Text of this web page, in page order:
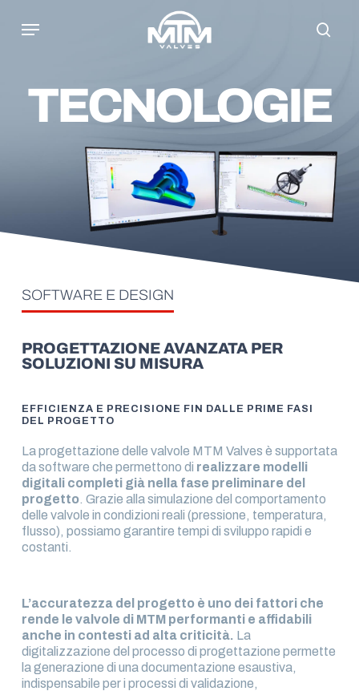
main
Menu
TECNOLOGIE
SOFTWARE E DESIGN
PROGETTAZIONE AVANZATA PER
SOLUZIONI SU MISURA
EFFICIENZA E PRECISIONE FIN DALLE PRIME FASI
DEL PROGETTO
La progettazione delle valvole MTM Valves è supportata
da software che permettono di realizzare modelli
digitali completi già nella fase preliminare del
progetto. Grazie alla simulazione del comportamento
delle valvole in condizioni reali (pressione, temperatura,
flusso), possiamo garantire tempi di sviluppo rapidi e
costanti.
L’accuratezza del progetto è uno dei fattori che
rende le valvole di MTM performanti e affidabili
anche in contesti ad alta criticità. La
digitalizzazione del processo di progettazione permette
la generazione di una documentazione esaustiva,
indispensabile per i processi di validazione,